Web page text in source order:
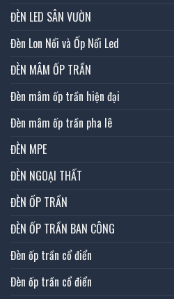
ĐÈN LED SÂN VƯỜN
Đèn Lon Nổi và Ốp Nổi Led
ĐÈN MÂM ỐP TRẦN
Đèn mâm ốp trần hiện đại
Đèn mâm ốp trần pha lê
ĐÈN MPE
ĐÈN NGOẠI THẤT
ĐÈN ỐP TRẦN
ĐÈN ỐP TRẦN BAN CÔNG
Đèn ốp trần cổ điển
Đèn ốp trần cổ điển